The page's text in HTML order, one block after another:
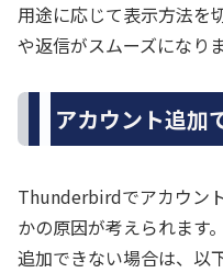
用途に応じて表示方法を
や返信がスムーズになりま
アカウント追加
Thunderbirdでアカウン
かの原因が考えられます。
追加できない場合は、以